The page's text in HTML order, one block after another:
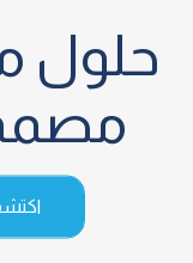
حلول